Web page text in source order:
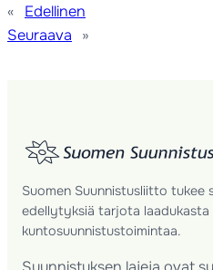
«
Edellinen
Seuraava
»
Suomen Suunnistusliitto tukee
edellytyksiä tarjota laadukasta
kuntosuunnistustoimintaa.